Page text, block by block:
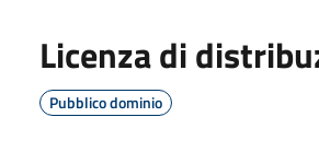
Licenza di
Pubblico dominio